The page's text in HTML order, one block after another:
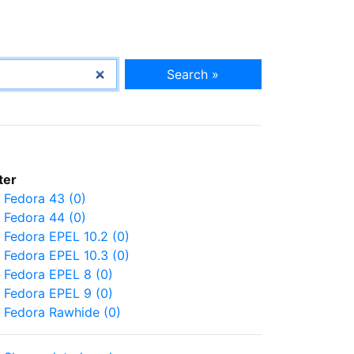
Search »
Fedora 43 (0)
Fedora 44 (0)
Fedora EPEL 10.2 (0)
Fedora EPEL 10.3 (0)
Fedora EPEL 8 (0)
Fedora EPEL 9 (0)
Fedora Rawhide (0)